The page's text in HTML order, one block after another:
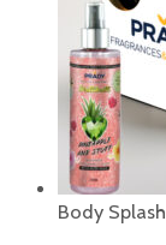
Body Splash